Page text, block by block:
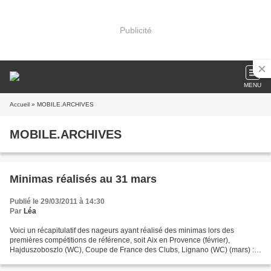
Publicité
MENU
Accueil » MOBILE.ARCHIVES
MOBILE.ARCHIVES
Minimas réalisés au 31 mars
Publié le 29/03/2011 à 14:30
Par Léa
Voici un récapitulatif des nageurs ayant réalisé des minimas lors des
premières compétitions de référence, soit Aix en Provence (février),
Hajduszoboszlo (WC), Coupe de France des Clubs, Lignano (WC) (mars) :